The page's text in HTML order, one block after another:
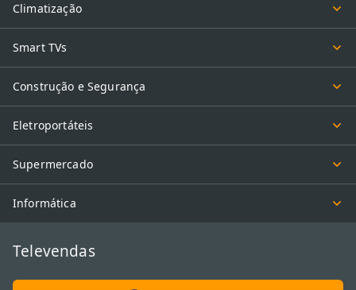
Climatização
Smart TVs
Construção e Segurança
Eletroportáteis
Supermercado
Informática
Televendas